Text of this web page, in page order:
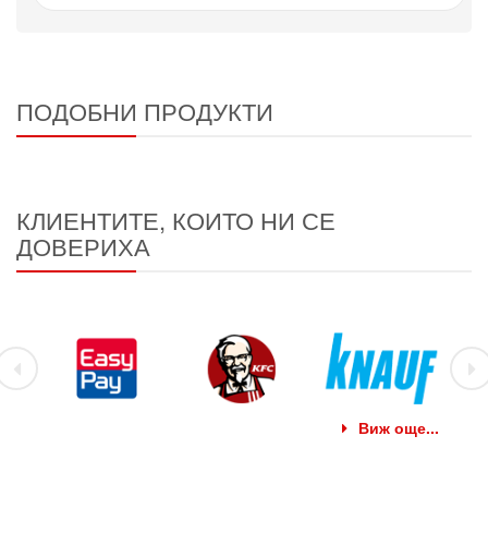
ПОДОБНИ ПРОДУКТИ
КЛИЕНТИТЕ, КОИТО НИ СЕ
ДОВЕРИХА
Виж още...